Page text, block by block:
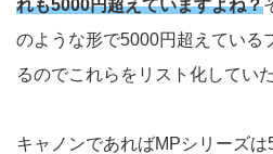
れも5000円超えていますよね？
のような形で5000円超えている
るのでこれらをリスト化してい
キャノンであればMPシリーズ